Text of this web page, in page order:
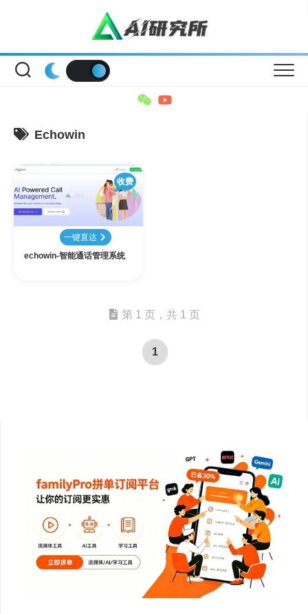
Echowin
收费
一键直达
echowin-智能通话管理系统
第 1 页，共 1 页
1